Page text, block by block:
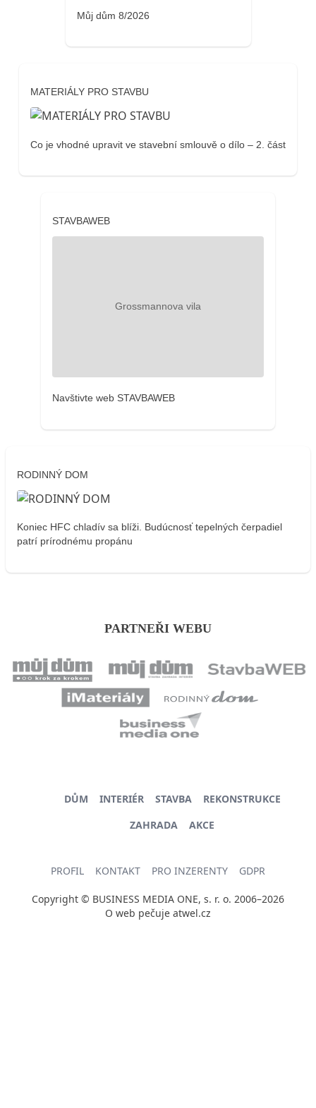
Můj dům 8/2026
MATERIÁLY PRO STAVBU
Co je vhodné upravit ve stavební smlouvě o dílo – 2. část
STAVBAWEB
Navštivte web STAVBAWEB
RODINNÝ DOM
Koniec HFC chladív sa blíži. Budúcnosť tepelných čerpadiel
patrí prírodnému propánu
PARTNEŘI WEBU
DŮM INTERIÉR STAVBA
REKONSTRUKCE
ZAHRADA
AKCE
PROFIL KONTAKT PRO INZERENTY GDPR
Copyright © BUSINESS MEDIA ONE, s. r. o. 2006–2026